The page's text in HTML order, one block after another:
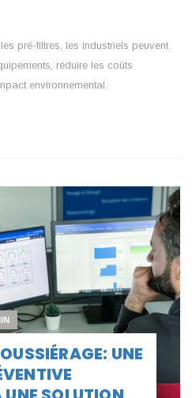
pré-filtres, les industriels peuvent
réduire les coûts
environnemental.
UNE